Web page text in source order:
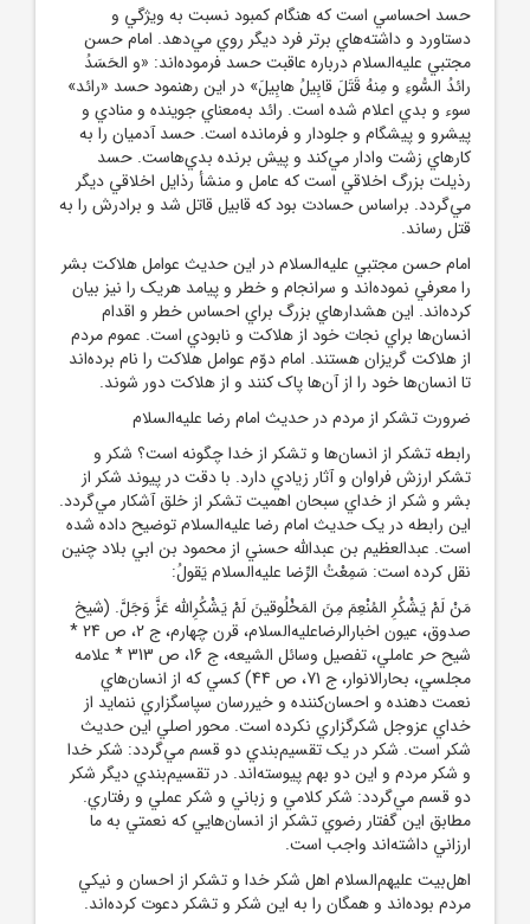
حسد احساسي است که هنگام کمبود نسبت ‌به ويژگي و
دستاورد و داشته‌هاي برتر فرد ديگر روي مي‌دهد. امام حسن
مجتبي عليه‌السلام درباره عاقبت حسد فرموده‌اند: «و الحَسَدُ
رائدُ السُّوءِ و مِنهُ قَتَلَ قابِيلُ هابِيلَ» در اين رهنمود حسد «رائد»
سوء و بدي اعلام شده است. رائد به‌معناي جوينده و منادي و
پيشرو و پيشگام و جلودار و فرمانده است. حسد آدميان را به
کارهاي زشت وادار مي‌کند و پيش برنده بدي‌هاست. حسد
رذيلت بزرگ اخلاقي است که عامل و منشأ رذايل اخلاقي ديگر
مي‌گردد. براساس حسادت بود که قابيل قاتل شد و برادرش را به
قتل رساند.
امام حسن مجتبي عليه‌السلام در اين حديث عوامل هلاکت بشر
را معرفي نموده‌اند و سرانجام و خطر و پيامد هريک را نيز بيان
کرده‌اند. اين هشدارها‌ي بزرگ براي احساس خطر و اقدام
انسان‌ها براي نجات خود از هلاکت و نابودي است. عموم مردم
از هلاکت گريزان‌ هستند. امام دوّم عوامل هلاکت را نام برده‌اند
تا انسان‌ها خود را از آن‌ها پاک کنند و از هلاکت دور شوند.
ضرورت تشکر از مردم در حديث امام رضا عليه‌السلام
رابطه تشکر از انسان‌ها و تشکر از خدا چگونه است؟ شکر و
تشکر ارزش فراوان و آثار زيادي دارد. با دقت در پيوند شکر از
بشر و شکر از خداي سبحان اهميت تشکر از خلق آشکار مي‌گردد.
اين رابطه در يک حديث امام رضا عليه‌السلام توضيح داده شده
است. عبدالعظيم بن عبدالله حسني از محمود بن ابي بلاد چنين
نقل کرده است: سَمِعْتُ الرِّضا عليه‌السلام يَقولُ:
مَنْ لَمْ يَشْكُرِ المُنْعِمَ مِنَ المَخْلُوقينَ لَمْ يَشْكُرِ‌الله عَزَّ وَجَلَّ. (شيخ
صدوق، عيون اخبارالرضاعليه‌السلام، قرن چهارم، ج 2، ص 24 *
شيح حر عاملي، تفصيل وسائل الشيعه، ج 16، ص 313 * علامه
مجلسي، بحارالانوار، ج 71، ص 44) کسي که از انسان‌هاي
نعمت دهنده و احسان‌کننده و خيررسان سپاسگزاري ننمايد از
خداي عزوجل شکرگزاري نکرده است. محور اصلي اين حديث
شکر است. شکر در يک تقسيم‌بندي دو قسم مي‌گردد: شکر خدا
و شکر مردم و اين دو بهم پيوسته‌اند. در تقسيم‌بندي ديگر شکر
دو قسم مي‌گردد: شکر کلامي و زباني و شکر عملي و رفتاري.
مطابق اين گفتار رضوي تشکر از انسان‌هايي که نعمتي به ما
ارزاني داشته‌اند واجب است.
اهل‌بيت عليهم‌السلام اهل شکر خدا و تشکر از احسان و نيکي
مردم بوده‌اند و همگان را به اين شکر و تشکر دعوت کرده‌اند.